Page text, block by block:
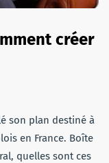
créer
son plan destiné à
en France. Boîte
quelles sont ces